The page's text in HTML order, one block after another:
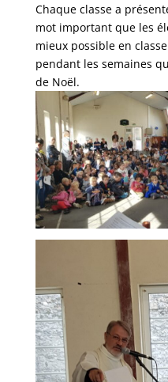
Chaque classe a
mot important que les
mieux possible en
pendant les semaines
de Noël.